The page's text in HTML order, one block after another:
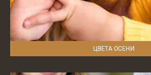
ЦВЕТА ОСЕНИ